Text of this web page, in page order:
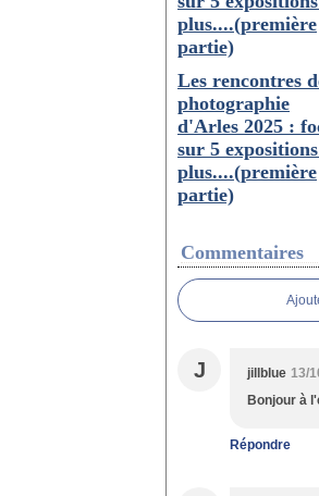
Les rencontres
photographie
d'Arles 2025 :
sur 5
plus....(première
partie)
Commentaires
J jillblue 13/
Bonjour à
Répondre